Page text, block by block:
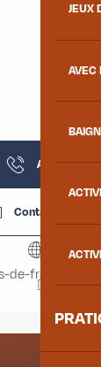
JEUX
AVEC
Appeler
Contactez-nous
de-france-